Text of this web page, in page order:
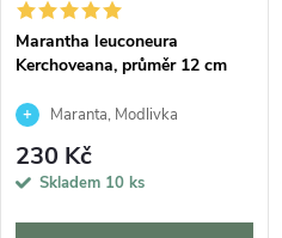
Marantha leuconeura
Kerchoveana, průměr 12 cm
Maranta, Modlivka
230 Kč
Skladem 10 ks